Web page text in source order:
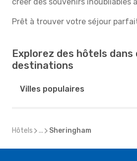
Prêt à trouver votre séjour
Explorez des hôtels
destinations
Villes populaires
Hôtels ... Sheringham